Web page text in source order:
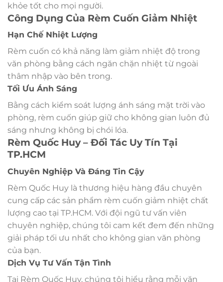
khỏe tốt cho mọi người.
Công Dụng Của Rèm Cuốn Giảm Nhiệt
Hạn Chế Nhiệt Lượng
Rèm cuốn có khả năng làm giảm nhiệt độ trong
văn phòng bằng cách ngăn chặn nhiệt từ ngoài
thâm nhập vào bên trong.
Tối Ưu Ánh Sáng
Bằng cách kiểm soát lượng ánh sáng mặt trời vào
phòng, rèm cuốn giúp giữ cho không gian luôn đủ
sáng nhưng không bị chói lóa.
Rèm Quốc Huy – Đối Tác Uy Tín Tại
TP.HCM
Chuyên Nghiệp Và Đáng Tin Cậy
Rèm Quốc Huy là thương hiệu hàng đầu chuyên
cung cấp các sản phẩm rèm cuốn giảm nhiệt chất
lượng cao tại TP.HCM. Với đội ngũ tư vấn viên
chuyên nghiệp, chúng tôi cam kết đem đến những
giải pháp tối ưu nhất cho không gian văn phòng
của bạn.
Dịch Vụ Tư Vấn Tận Tình
Tại Rèm Quốc Huy, chúng tôi hiểu rằng mỗi văn